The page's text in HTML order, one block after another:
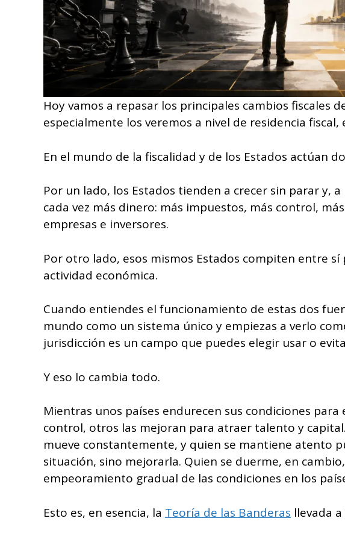
Hoy vamos a repasar los principales cambios fiscales
especialmente los veremos a nivel de residencia fiscal,
En el mundo de la fiscalidad y de los Estados actúan
Por un lado, los Estados tienden a crecer sin parar y,
cada vez más dinero: más impuestos, más control,
empresas e inversores.
Por otro lado, esos mismos Estados compiten entre
actividad económica.
Cuando entiendes el funcionamiento de estas dos
mundo como un sistema único y empiezas a verlo
jurisdicción es un campo que puedes elegir usar o
Y eso lo cambia todo.
Mientras unos países endurecen sus condiciones
control, otros las mejoran para atraer talento y
mueve constantemente, y quien se mantiene atento
situación, sino mejorarla. Quien se duerme, en
empeoramiento gradual de las condiciones en los
Esto es, en esencia, la Teoría de las Banderas llevada